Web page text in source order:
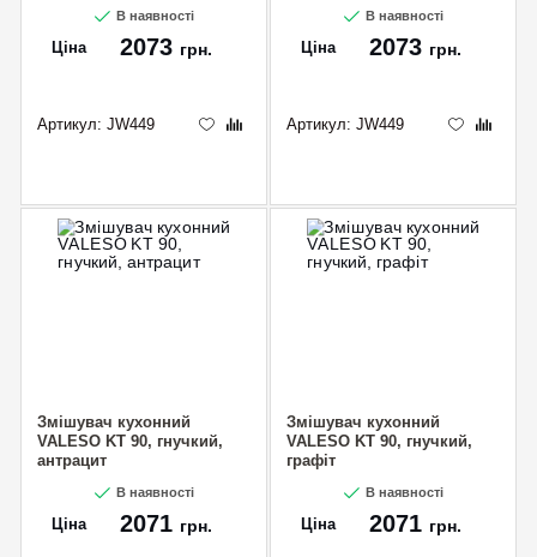
В наявності
Ціна 2073 грн.
Артикул: JW449
В наявності
Ціна 2073 грн.
Артикул: JW449
Змішувач кухонний
VALESO KT 90, гнучкий,
антрацит
В наявності
Ціна 2071 грн.
Змішувач кухонний
VALESO KT 90, гнучкий,
графіт
В наявності
Ціна 2071 грн.